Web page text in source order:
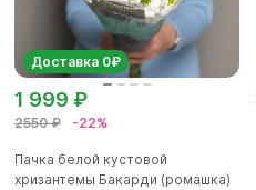
Доставка 0₽
2550 ₽ -22%
1 999 ₽
Пачка белой кустовой
хризантемы Бакарди (ромашка)